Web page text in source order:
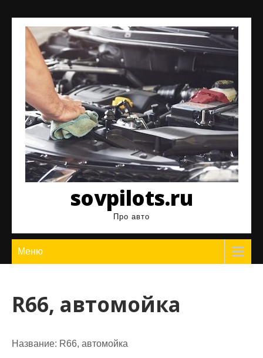
содержимому
sovpilots.ru
Про авто
Меню
R66, автомойка
Название: R66, автомойка